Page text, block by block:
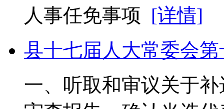
人事任免事项 [详情]
县十七届人大常委会
一、听取和审议关于